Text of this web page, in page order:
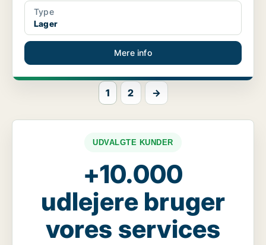
Type
Lager
Mere info
1 2 →
UDVALGTE KUNDER
+10.000
udlejere bruger
vores services